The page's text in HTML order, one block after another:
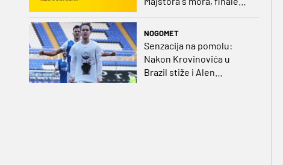
Francuza
NOGOMET
Senzacija na pomolu:
Nakon Krovinovića u
Brazil stiže i Alen